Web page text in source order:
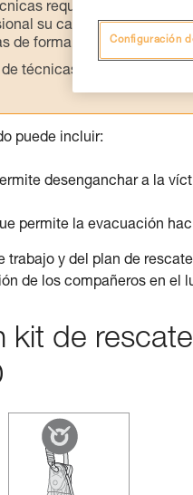
requiere una
su capacidad para
de forma autónoma.
técnicas relacionadas
puede incluir:
desenganchar a la
permite la evacuación
trabajo y del plan de
de los compañeros en el
kit de
Configuración